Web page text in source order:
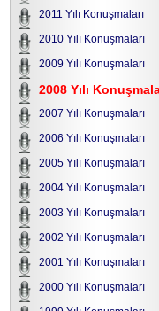
2011 Yılı Konuşmaları
2010 Yılı Konuşmaları
2009 Yılı Konuşmaları
2008 Yılı
2007 Yılı Konuşmaları
2006 Yılı Konuşmaları
2005 Yılı Konuşmaları
2004 Yılı Konuşmaları
2003 Yılı Konuşmaları
2002 Yılı Konuşmaları
2001 Yılı Konuşmaları
2000 Yılı Konuşmaları